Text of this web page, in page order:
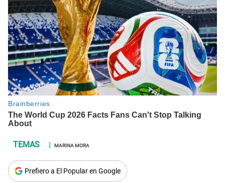
MARINA MORA
Prefiero a El Popular en Google